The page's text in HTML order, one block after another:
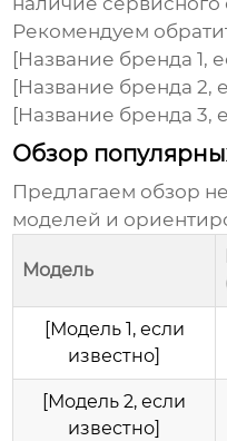
Рекомендуем
[Название бренда 1,
[Название бренда 2,
[Название бренда 3,
Обзор
Предлагаем обзор
моделей и
Модель
[Модель 1, если
известно]
[Модель 2, если
известно]